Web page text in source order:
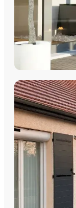
Coulissants
Découvrez nos
aluminium avec
DÉCOUVRIR